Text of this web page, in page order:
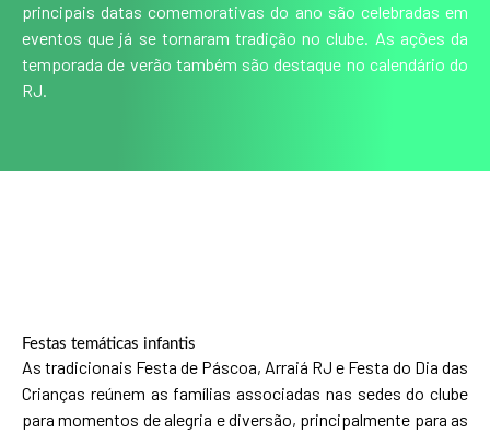
principais datas comemorativas do ano são celebradas em
eventos que já se tornaram tradição no clube. As ações da
temporada de verão também são destaque no calendário do
RJ.
Festas temáticas infantis
As tradicionais Festa de Páscoa, Arraiá RJ e Festa do Dia das
Crianças reúnem as famílias associadas nas sedes do clube
para momentos de alegria e diversão, principalmente para as